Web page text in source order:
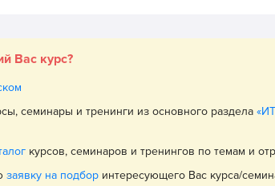
Вас курс?
семинары и тренинги из основного раздела
курсов, семинаров и тренингов по темам и
заявку на подбор интересующего Вас курса/